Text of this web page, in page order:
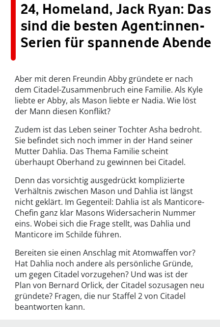
24, Homeland, Jack Ryan: Das
sind die besten Agent:innen-
Serien für spannende Abende
Aber mit deren Freundin Abby gründete er nach
dem Citadel-Zusammenbruch eine Familie. Als Kyle
liebte er Abby, als Mason liebte er Nadia. Wie löst
der Mann diesen Konflikt?
Zudem ist das Leben seiner Tochter Asha bedroht.
Sie befindet sich noch immer in der Hand seiner
Mutter Dahlia. Das Thema Familie scheint
überhaupt Oberhand zu gewinnen bei Citadel.
Denn das vorsichtig ausgedrückt komplizierte
Verhältnis zwischen Mason und Dahlia ist längst
nicht geklärt. Im Gegenteil: Dahlia ist als Manticore-
Chefin ganz klar Masons Widersacherin Nummer
eins. Wobei sich die Frage stellt, was Dahlia und
Manticore im Schilde führen.
Bereiten sie einen Anschlag mit Atomwaffen vor?
Hat Dahlia noch andere als persönliche Gründe,
um gegen Citadel vorzugehen? Und was ist der
Plan von Bernard Orlick, der Citadel sozusagen neu
gründete? Fragen, die nur Staffel 2 von Citadel
beantworten kann.